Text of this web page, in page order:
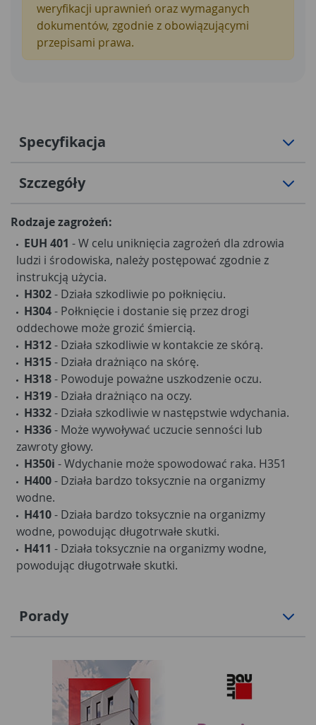
weryfikacji uprawnień oraz wymaganych
dokumentów, zgodnie z obowiązującymi
przepisami prawa.
Specyfikacja
Szczegóły
Rodzaje zagrożeń:
EUH 401 - W celu uniknięcia zagrożeń dla zdrowia
ludzi i środowiska, należy postępować zgodnie z
instrukcją użycia.
H302- Działa szkodliwie po połknięciu.
H304- Połknięcie i dostanie się przez drogi
oddechowe może grozić śmiercią.
H312- Działa szkodliwie w kontakcie ze skórą.
H315- Działa drażniąco na skórę.
H318- Powoduje poważne uszkodzenie oczu.
H319- Działa drażniąco na oczy.
H332- Działa szkodliwie w następstwie wdychania.
H336- Może wywoływać uczucie senności lub
zawroty głowy.
H350i - Wdychanie może spowodować raka. H351
H400- Działa bardzo toksycznie na organizmy
wodne.
H410- Działa bardzo toksycznie na organizmy
wodne, powodując długotrwałe skutki.
H411 - Działa toksycznie na organizmy wodne,
powodując długotrwałe skutki.
Porady